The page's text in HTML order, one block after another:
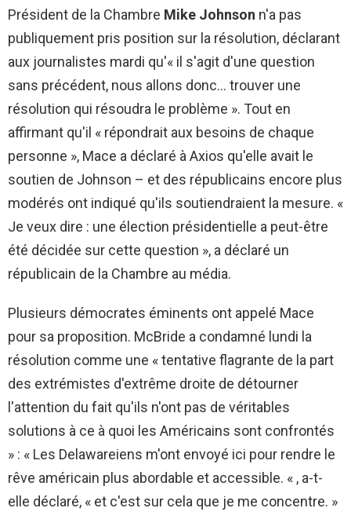
Président de la Chambre Mike Johnson n'a pas
publiquement pris position sur la résolution, déclarant
aux journalistes mardi qu'« il s'agit d'une question
sans précédent, nous allons donc… trouver une
résolution qui résoudra le problème ». Tout en
affirmant qu'il « répondrait aux besoins de chaque
personne », Mace a déclaré à Axios qu'elle avait le
soutien de Johnson – et des républicains encore plus
modérés ont indiqué qu'ils soutiendraient la mesure. «
Je veux dire : une élection présidentielle a peut-être
été décidée sur cette question », a déclaré un
républicain de la Chambre au média.
Plusieurs démocrates éminents ont appelé Mace
pour sa proposition. McBride a condamné lundi la
résolution comme une « tentative flagrante de la part
des extrémistes d'extrême droite de détourner
l'attention du fait qu'ils n'ont pas de véritables
solutions à ce à quoi les Américains sont confrontés
» : « Les Delawareiens m'ont envoyé ici pour rendre le
rêve américain plus abordable et accessible. « , a-t-
elle déclaré, « et c'est sur cela que je me concentre. »